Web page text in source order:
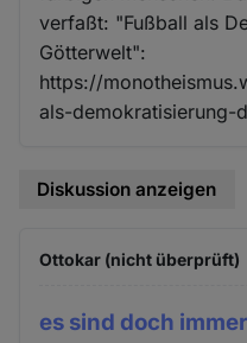
verfaßt: "Fußball als
Götterwelt":
https://
als-demokratisierung-
Diskussion anzeigen
Ottokar (nicht überprüft)
es sind doch